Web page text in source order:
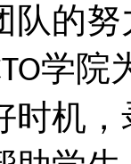
队的努
学院
时机